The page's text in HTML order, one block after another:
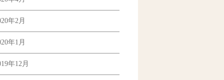
年2月
年1月
年12月